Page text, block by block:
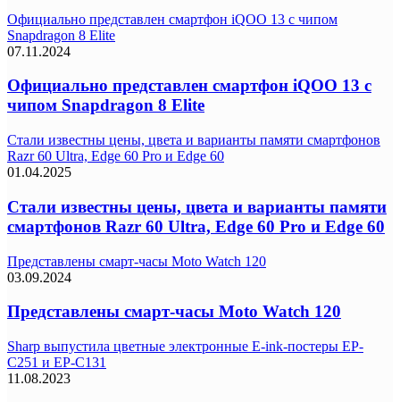
Официально представлен смартфон iQOO 13 с чипом
Snapdragon 8 Elite
07.11.2024
Официально представлен смартфон iQOO 13 с
чипом Snapdragon 8 Elite
Стали известны цены, цвета и варианты памяти смартфонов
Razr 60 Ultra, Edge 60 Pro и Edge 60
01.04.2025
Стали известны цены, цвета и варианты памяти
смартфонов Razr 60 Ultra, Edge 60 Pro и Edge 60
Представлены смарт-часы Moto Watch 120
03.09.2024
Представлены смарт-часы Moto Watch 120
Sharp выпустила цветные электронные E-ink-постеры EP-
C251 и EP-C131
11.08.2023